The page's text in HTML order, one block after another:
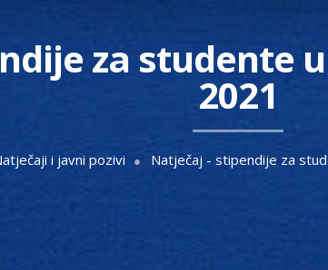
za studente
2021
i javni pozivi Natječaj - stipendije za